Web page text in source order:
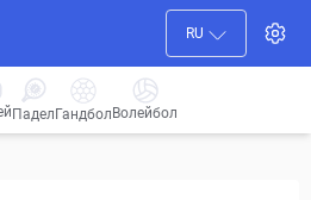
RU
ПаделГандбол Волейбол